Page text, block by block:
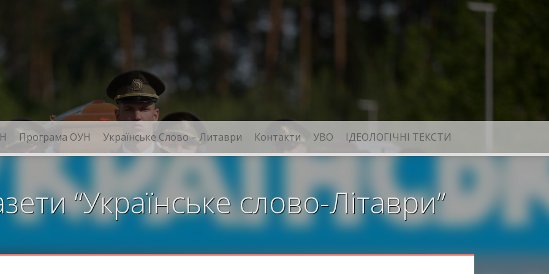
Програма ОУН Українське Слово – Литаври Контакти УВО ІДЕОЛОГІЧНІ ТЕКСТИ
“Українське слово-Літаври”